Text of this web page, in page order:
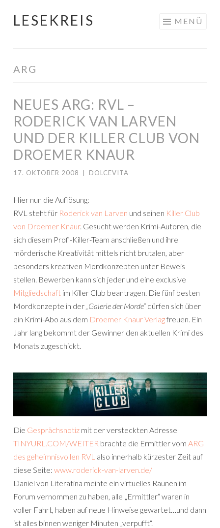
Springe
LESEKREIS MENÜ
ARG
NEUES ARG: RVL –
RODERICK VAN LARVEN
UND DER KILLER CLUB VON
DROEMER KNAUR
17. OKTOBER 2008 DOLCEVITA
Hier nun die Auflösung:
RVL steht für Roderick van Larven und seinen Killer Club
von Droemer Knaur. Gesucht werden Krimi-Autoren, die
sich diesem Profi-Killer-Team anschließen und ihre
mörderische Kreativität mittels nicht brutalen, aber
besonders kreativen Mordkonzepten unter Beweis
stellen. Bewerben kann sich jeder und eine exclusive
Mitgliedschaft im Killer Club beantragen. Die fünf besten
Mordkonzepte in der„Galerie der Morde“ dürfen sich über
ein Krimi-Abo aus dem Droemer Knaur Verlagfreuen. Ein
Jahr lang bekommt der Gewinner den aktuellen Krimi des
Monats zugeschickt.
Die Gesprächsnotiz mit der versteckten Adresse
TINYURL.COM/WEITER brachte die Ermittler vom ARG
des geheimnisvollen RVL also innerhalb kürzester Zeit auf
diese Seite: www.roderick-van-larven.de/
Daniel von Literatina meinte ein virtuelles Raunen im
Forum vernommen zu haben, alle „Ermittler“ waren in
voller Fahrt, haben auf neue Hinweise gewartet…und dann
ist alles binnen weniger Minuten „verpufft“.